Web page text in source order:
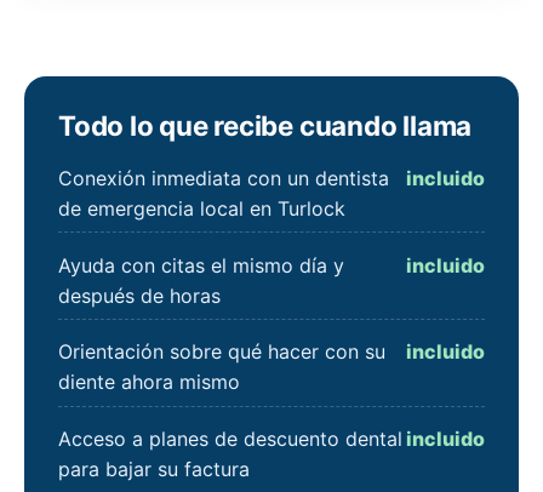
Todo lo que recibe cuando llama
Conexión inmediata con un dentista
de emergencia local en Turlock
incluido
Ayuda con citas el mismo día y
después de horas
incluido
Orientación sobre qué hacer con su
diente ahora mismo
incluido
Acceso a planes de descuento dental
para bajar su factura
incluido